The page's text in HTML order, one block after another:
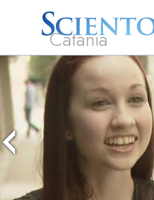
Catania
L. Ron Hubbard:
Fondatore
Che cos’è
Scientology?